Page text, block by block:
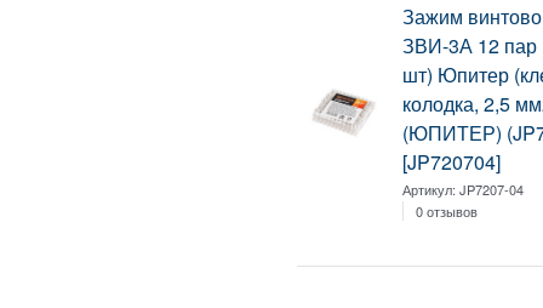
Зажим
ЗВИ-3А 12
шт) Юпитер
колодка, 2,5
(ЮПИТЕР)
[JP720704]
Артикул:JP7207-04
0 отзывов